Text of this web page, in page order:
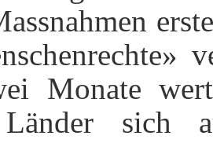
Monate
sich